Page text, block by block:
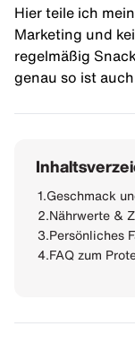
Hier teile ich
Marketing und
regelmäßig
genau so ist
1.Geschmack
2. Nährwerte &
3. Persönliches
4. FAQ zum